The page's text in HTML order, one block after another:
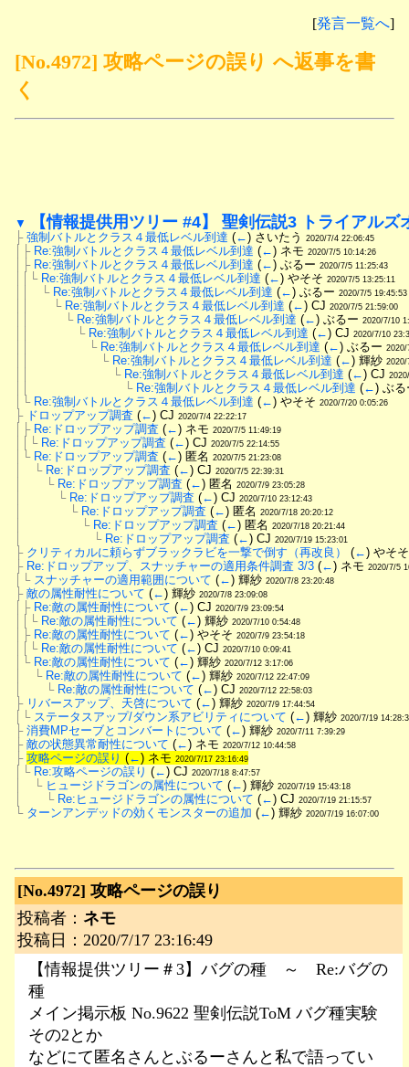
[発言一覧へ]
[No.4972] 攻略ページの誤り へ返事を書
く
▼ 【情報提供用ツリー #4】 聖剣伝説3 トライアルズ
├ 強制バトルとクラス４最低レベル到達 (←) さいたう 2020/7/4 22:06:45
│├ Re:強制バトルとクラス４最低レベル到達 (←) ネモ 2020/7/5 10:14:26
│├ Re:強制バトルとクラス４最低レベル到達 (←) ぶるー 2020/7/5 11:25:43
││└ Re:強制バトルとクラス４最低レベル到達 (←) やそそ 2020/7/5 13:25:11
││　└ Re:強制バトルとクラス４最低レベル到達 (←) ぶるー 2020/7/5 19:45:53
││　　└ Re:強制バトルとクラス４最低レベル到達 (←) CJ 2020/7/5 21:59:00
││　　　└ Re:強制バトルとクラス４最低レベル到達 (←) ぶるー 2020/7/10
││　　　　└ Re:強制バトルとクラス４最低レベル到達 (←) CJ 2020/7/10
││　　　　　└ Re:強制バトルとクラス４最低レベル到達 (←) ぶるー 2020/
││　　　　　　└ Re:強制バトルとクラス４最低レベル到達 (←) 輝紗 2020/
││　　　　　　　└ Re:強制バトルとクラス４最低レベル到達 (←) CJ
││　　　　　　　　└ Re:強制バトルとクラス４最低レベル到達 (←) ぶ
│└ Re:強制バトルとクラス４最低レベル到達 (←) やそそ 2020/7/20 0:05:26
├ ドロップアップ調査 (←) CJ 2020/7/4 22:22:17
│├ Re:ドロップアップ調査 (←) ネモ 2020/7/5 11:49:19
││└ Re:ドロップアップ調査 (←) CJ 2020/7/5 22:14:55
│└ Re:ドロップアップ調査 (←) 匿名 2020/7/5 21:23:08
│　└ Re:ドロップアップ調査 (←) CJ 2020/7/5 22:39:31
│　　└ Re:ドロップアップ調査 (←) 匿名 2020/7/9 23:05:28
│　　　└ Re:ドロップアップ調査 (←) CJ 2020/7/10 23:12:43
│　　　　└ Re:ドロップアップ調査 (←) 匿名 2020/7/18 20:20:12
│　　　　　└ Re:ドロップアップ調査 (←) 匿名 2020/7/18 20:21:44
│　　　　　　└ Re:ドロップアップ調査 (←) CJ 2020/7/19 15:23:01
├ クリティカルに頼らずブラックラビを一撃で倒す（再改良） (←) やそ
├ Re:ドロップアップ、スナッチャーの適用条件調査 3/3 (←) ネモ 2020/7/5
│└ スナッチャーの適用範囲について (←) 輝紗 2020/7/8 23:20:48
├ 敵の属性耐性について (←) 輝紗 2020/7/8 23:09:08
│├ Re:敵の属性耐性について (←) CJ 2020/7/9 23:09:54
││└ Re:敵の属性耐性について (←) 輝紗 2020/7/10 0:54:48
│├ Re:敵の属性耐性について (←) やそそ 2020/7/9 23:54:18
││└ Re:敵の属性耐性について (←) CJ 2020/7/10 0:09:41
│└ Re:敵の属性耐性について (←) 輝紗 2020/7/12 3:17:06
│　└ Re:敵の属性耐性について (←) 輝紗 2020/7/12 22:47:09
│　　└ Re:敵の属性耐性について (←) CJ 2020/7/12 22:58:03
├ リバースアップ、天啓について (←) 輝紗 2020/7/9 17:44:54
│└ ステータスアップ/ダウン系アビリティについて (←) 輝紗 2020/7/19
├ 消費MPセーブとコンバートについて (←) 輝紗 2020/7/11 7:39:29
├ 敵の状態異常耐性について (←) ネモ 2020/7/12 10:44:58
├ 攻略ページの誤り (←) ネモ 2020/7/17 23:16:49
│└ Re:攻略ページの誤り (←) CJ 2020/7/18 8:47:57
│　└ ヒュージドラゴンの属性について (←) 輝紗 2020/7/19 15:43:18
│　　└ Re:ヒュージドラゴンの属性について (←) CJ 2020/7/19 21:15:57
└ ターンアンデッドの効くモンスターの追加 (←) 輝紗 2020/7/19 16:07:00
[No.4972] 攻略ページの誤り
投稿者： ネモ
投稿日：2020/7/17 23:16:49
【情報提供ツリー＃3】バグの種 ～ Re:バグの
種
メイン掲示板 No.9622 聖剣伝説ToM バグ種実験
その2とか
などにて匿名さんとぶるーさんと私で語ってい